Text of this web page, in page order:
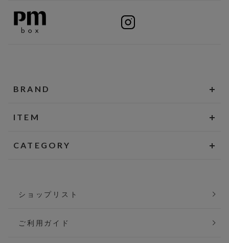
BRAND
ITEM
CATEGORY
ショップリスト
ご利用ガイド